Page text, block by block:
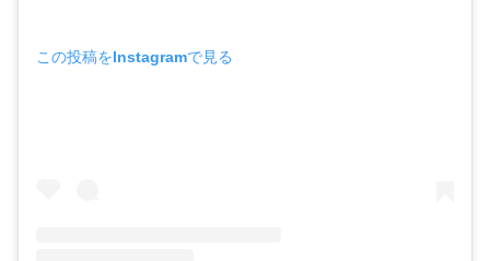
この投稿をInstagramで見る